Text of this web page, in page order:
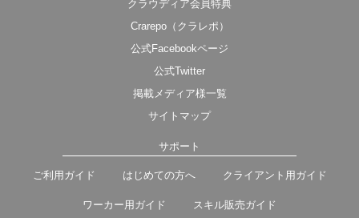
クラウディア会員特典
Crarepo（クラレポ）
公式Facebookページ
公式Twitter
掲載メディア様一覧
サイトマップ
サポート
ご利用ガイド はじめての方へ クライアント用ガイド
ワーカー用ガイド スキル販売ガイド